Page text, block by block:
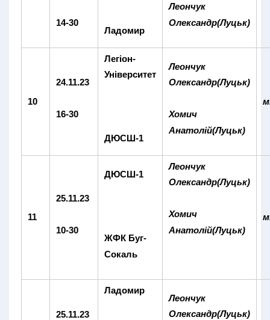
14-30
Ладомир
Леончук
Олександр(Луцьк)
10
24.11.23
16-30
Легіон-
Університет
ДЮСШ-1
Леончук
Олександр(Луцьк)
Хомич
Анатолій(Луцьк)
11
25.11.23
10-30
ДЮСШ-1
ЖФК Буг-
Сокаль
Леончук
Олександр(Луцьк)
Хомич
Анатолій(Луцьк)
25.11.23
Ладомир
Леончук
Олександр(Луцьк)